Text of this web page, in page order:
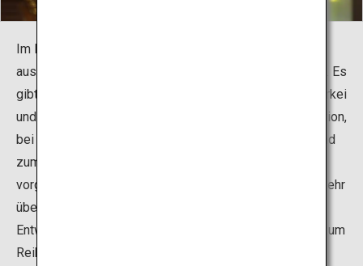
Im Museum können Besucher verschiedene Teesorten
aus aller Welt kennenlernen und deren Aroma genießen. Es
gibt auch Informationen zur Teekultur in China, in der Türkei
und in Tibet. Außerdem gibt es eine monatliche Teestation,
bei der verschiedene Möglichkeiten zur Zubereitung und
zum Trinken von Tee aus Japan und aus aller Welt
vorgestellt werden. Darüber hinaus können Besucher mehr
über die Geschichte des japanischen Tees, die
Entwicklung der Teeindustrie in Shizuoka, Werkzeuge zum
Reiben der Teeblätter zwischen den Händen und zur